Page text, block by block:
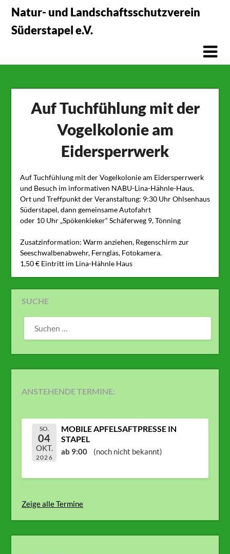
Skip
content
Natur- und Landschaftsschutzverein
Süderstapel e.V.
Auf Tuchfühlung mit der
Vogelkolonie am
Eidersperrwerk
Auf Tuchfühlung mit der Vogelkolonie am Eidersperrwerk
und Besuch im informativen NABU-Lina-Hähnle-Haus.
Ort und Treffpunkt der Veranstaltung: 9:30 Uhr Ohlsenhaus
Süderstapel, dann gemeinsame Autofahrt
oder 10 Uhr „Spökenkieker“ Schäferweg 9, Tönning
Zusatzinformation: Warm anziehen, Regenschirm zur
Seeschwalbenabwehr, Fernglas, Fotokamera.
1,50 € Eintritt im Lina-Hähnle Haus
SUCHE
SUCHEN
NACH:
ANSTEHENDE TERMINE:
SO.
04
OKT.
2026
MOBILE APFELSAFTPRESSE IN
STAPEL
ab 9:00 (noch nicht bekannt)
Zeige alle Termine